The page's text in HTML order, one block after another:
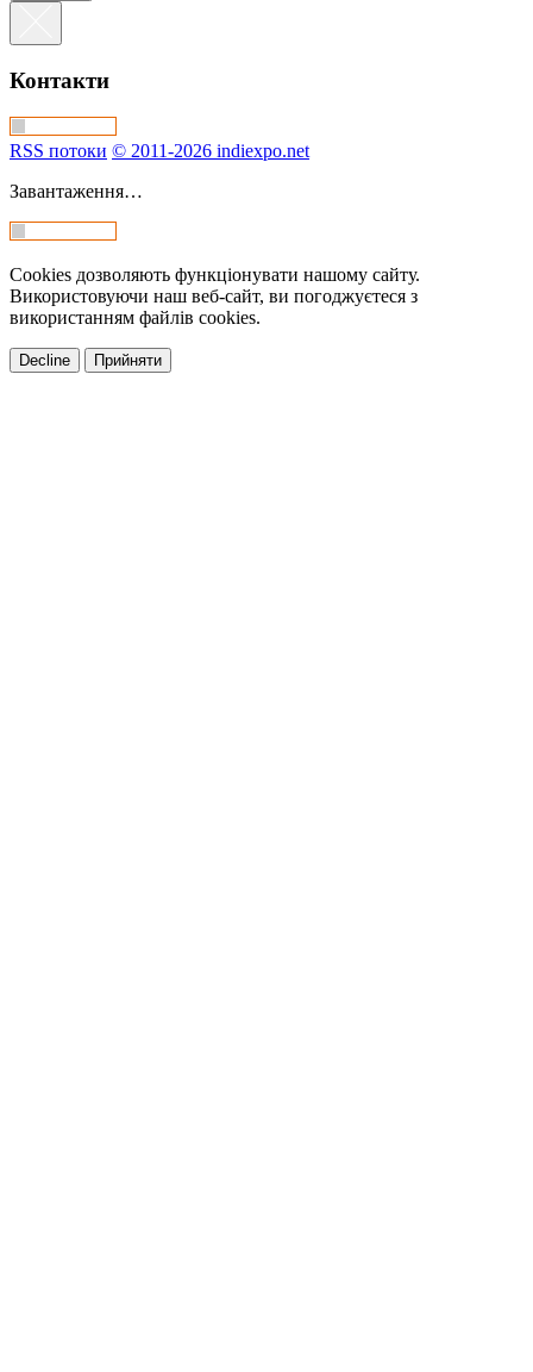
Контакти
RSS потоки © 2011-2026 indiexpo.net
Завантаження…
Cookies дозволяють функціонувати нашому сайту.
Використовуючи наш веб-сайт, ви погоджуєтеся з
використанням файлів cookies.
Decline Прийняти